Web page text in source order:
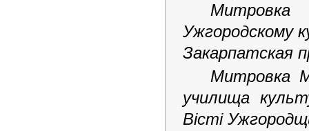
Ужгородскому
Закарпатская
Митровка
училища
Вісті